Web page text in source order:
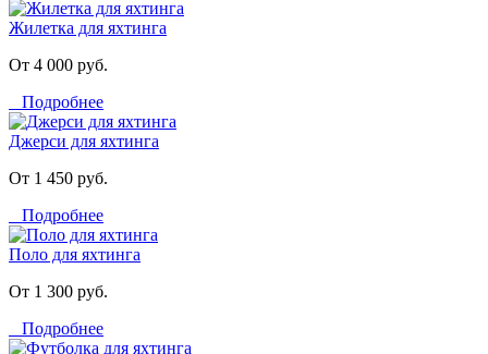
Жилетка для яхтинга
От 4 000 руб.
Подробнее
Джерси для яхтинга
От 1 450 руб.
Подробнее
Поло для яхтинга
От 1 300 руб.
Подробнее